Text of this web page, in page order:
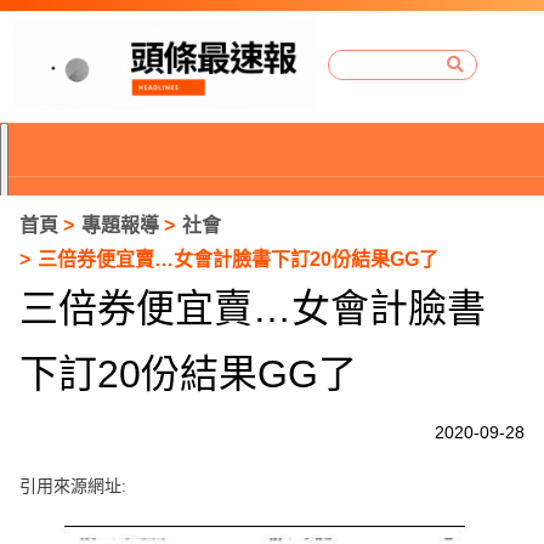
首頁 專題報導
社會
三倍券便宜賣…女會計臉書下訂20份結果GG了
三倍券便宜賣…女會計臉書
下訂20份結果GG了
2020-09-28
引用來源網址: